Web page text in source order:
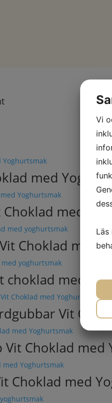
med
med
Choklad med
choklad med
Vit
Vit Choklad med
Choklad med
Vi